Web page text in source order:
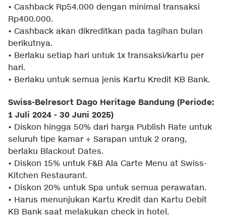
• Cashback Rp54.000 dengan minimal transaksi
Rp400.000.
• Cashback akan dikreditkan pada tagihan bulan
berikutnya.
• Berlaku setiap hari untuk 1x transaksi/kartu per
hari.
• Berlaku untuk semua jenis Kartu Kredit KB Bank.
Swiss-Belresort Dago Heritage Bandung (Periode:
1 Juli 2024 - 30 Juni 2025)
• Diskon hingga 50% dari harga Publish Rate untuk
seluruh tipe kamar + Sarapan untuk 2 orang,
berlaku Blackout Dates.
• Diskon 15% untuk F&B Ala Carte Menu at Swiss-
Kitchen Restaurant.
• Diskon 20% untuk Spa untuk semua perawatan.
• Harus menunjukan Kartu Kredit dan Kartu Debit
KB Bank saat melakukan check in hotel.